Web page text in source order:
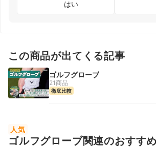
はい
この商品が出てくる記事
ゴルフグローブ
21商品
徹底比較
人気
ゴルフグローブ関連のおすす